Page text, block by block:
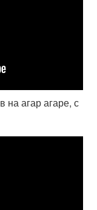
на агар агаре, с